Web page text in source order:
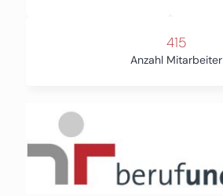
415
Anzahl Mitarbeiter